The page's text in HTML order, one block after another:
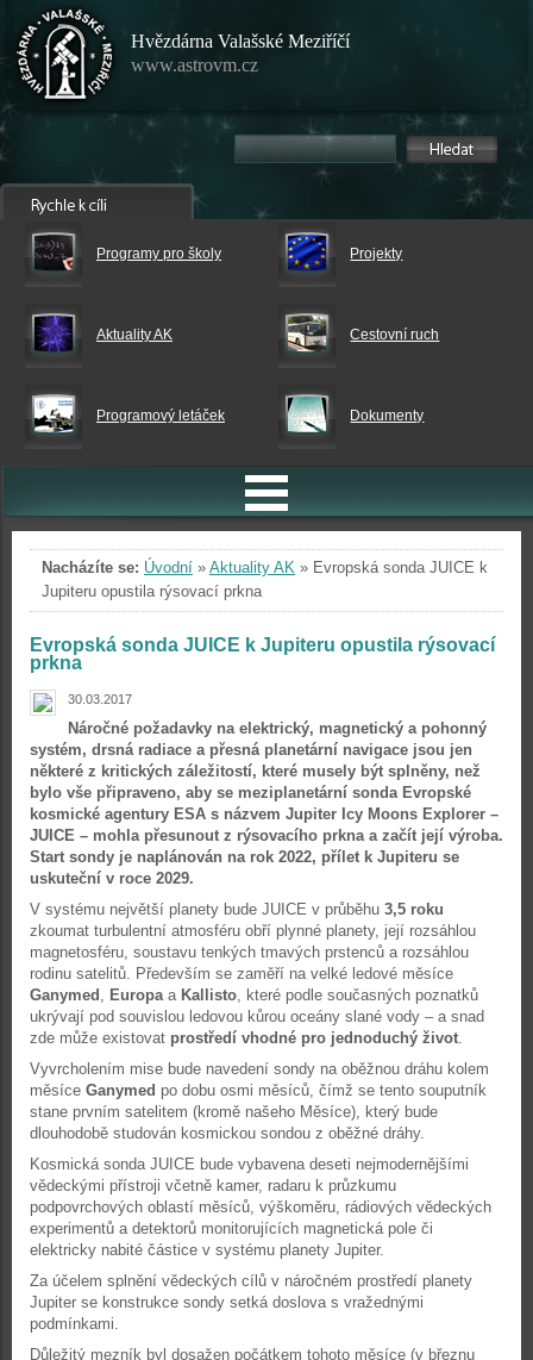
Hvězdárna Valašské Meziříčí
www.astrovm.cz
Programy pro školy Projekty
Aktuality AK Cestovní ruch
Programový letáček Dokumenty
Nacházíte se: Úvodní » Aktuality AK » Evropská sonda JUICE k
Jupiteru opustila rýsovací prkna
Evropská sonda JUICE k Jupiteru opustila rýsovací
prkna
30.03.2017
Náročné požadavky na elektrický, magnetický a pohonný
systém, drsná radiace a přesná planetární navigace jsou jen
některé z kritických záležitostí, které musely být splněny, než
bylo vše připraveno, aby se meziplanetární sonda Evropské
kosmické agentury ESA s názvem Jupiter Icy Moons Explorer –
JUICE – mohla přesunout z rýsovacího prkna a začít její výroba.
Start sondy je naplánován na rok 2022, přílet k Jupiteru se
uskuteční v roce 2029.
V systému největší planety bude JUICE v průběhu 3,5 roku
zkoumat turbulentní atmosféru obří plynné planety, její rozsáhlou
magnetosféru, soustavu tenkých tmavých prstenců a rozsáhlou
rodinu satelitů. Především se zaměří na velké ledové měsíce
Ganymed , Europaa Kallisto, které podle současných poznatků
ukrývají pod souvislou ledovou kůrou oceány slané vody – a snad
zde může existovat prostředí vhodné pro jednoduchý život.
Vyvrcholením mise bude navedení sondy na oběžnou dráhu kolem
měsíce Ganymed po dobu osmi měsíců, čímž se tento souputník
stane prvním satelitem (kromě našeho Měsíce), který bude
dlouhodobě studován kosmickou sondou z oběžné dráhy.
Kosmická sonda JUICE bude vybavena deseti nejmodernějšími
vědeckými přístroji včetně kamer, radaru k průzkumu
podpovrchových oblastí měsíců, výškoměru, rádiových vědeckých
experimentů a detektorů monitorujících magnetická pole či
elektricky nabité částice v systému planety Jupiter.
Za účelem splnění vědeckých cílů v náročném prostředí planety
Jupiter se konstrukce sondy setká doslova s vražednými
podmínkami.
Důležitý mezník byl dosažen počátkem tohoto měsíce (v březnu